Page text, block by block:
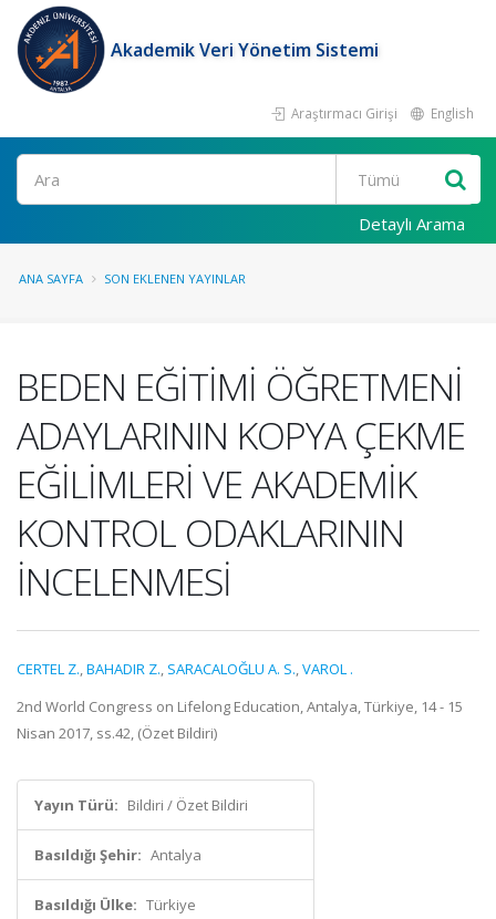
Akademik Veri Yönetim Sistemi
Araştırmacı Girişi English
Ara
Detaylı Arama
ANA SAYFA SON EKLENEN YAYINLAR
BEDEN EĞİTİMİ ÖĞRETMENİ
ADAYLARININ KOPYA ÇEKME
EĞİLİMLERİ VE AKADEMİK
KONTROL ODAKLARININ
İNCELENMESİ
CERTEL Z.,BAHADIR Z., SARACALOĞLU A. S.,VAROL .
2nd World Congress on Lifelong Education, Antalya, Türkiye, 14 - 15
Nisan 2017, ss.42, (Özet Bildiri)
Yayın Türü: Bildiri / Özet Bildiri
Basıldığı Şehir: Antalya
Basıldığı Ülke: Türkiye